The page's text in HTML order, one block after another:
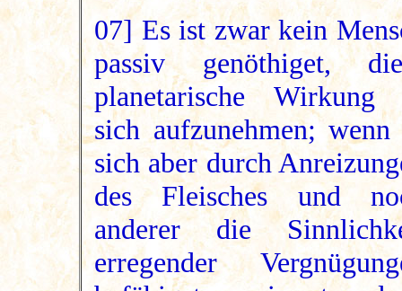
07] Es ist zwar kein
passiv genöthiget,
planetarische Wirkung
sich aufzunehmen; wenn
sich aber durch
des Fleisches und
anderer die
erregender